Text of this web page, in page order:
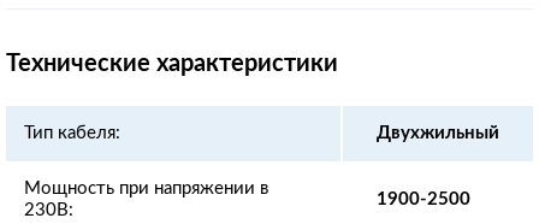
Технические характеристики
Тип кабеля: Двухжильный
Мощность при напряжении в
230В:
1900-2500